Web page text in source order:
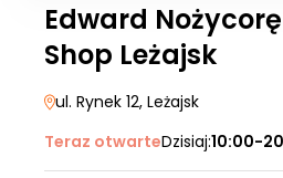
Edward
Shop Leżajsk
ul. Rynek 12, Leżajsk
Teraz otwarteDzisiaj:10:00-